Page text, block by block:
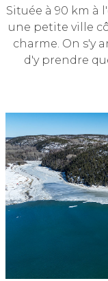
Située à 90 km à
une petite ville
charme. On s'y
d'y prendre